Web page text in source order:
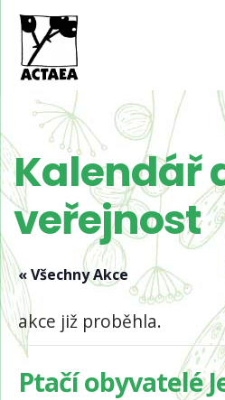
Kalendář
veřejnost
« Všechny Akce
akce již proběhla.
Ptačí obyvatelé